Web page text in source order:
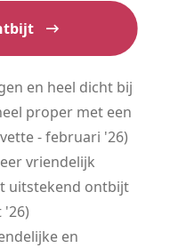
:-)
en heel dicht bij
proper met een
- februari '26)
vriendelijk
uitstekend ontbijt
'26)
en